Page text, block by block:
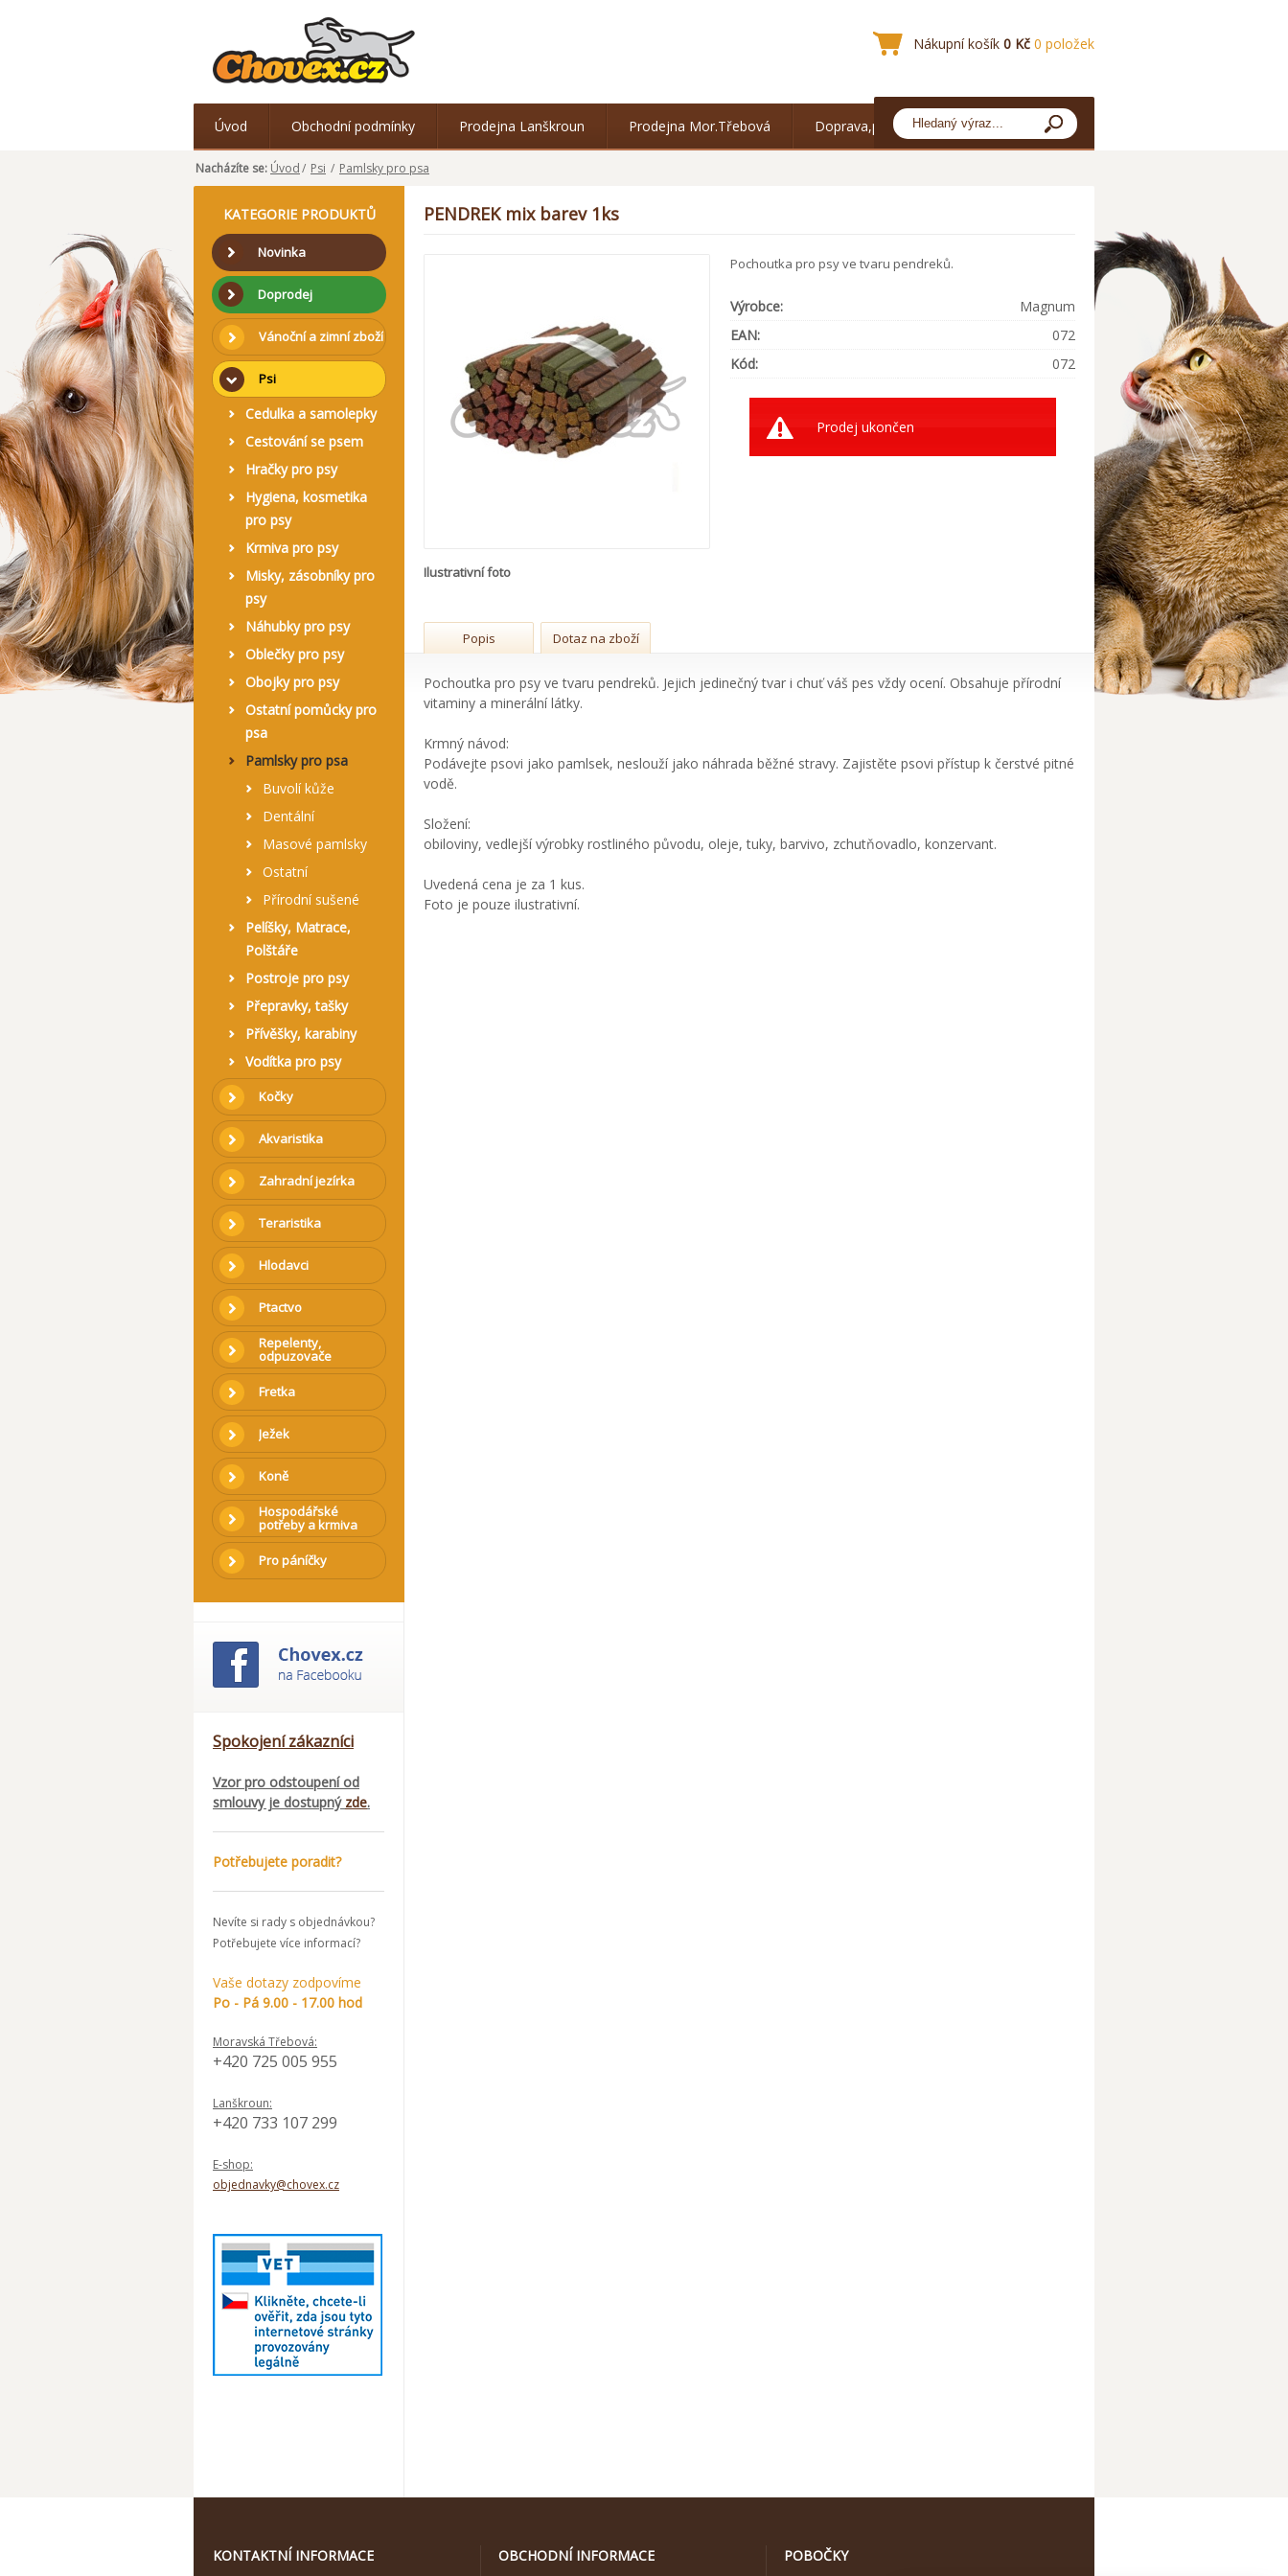
Nákupní košík 0 Kč 0 položek
Úvod Obchodní podmínky Prodejna Lanškroun Prodejna Mor.Třebová Doprava,platba
Nacházíte se: Úvod/ Psi / Pamlsky pro psa
KATEGORIE PRODUKTŮ
Novinka
Doprodej
Vánoční a zimní zboží
Psi
Cedulka a samolepky
Cestování se psem
Hračky pro psy
Hygiena, kosmetika
pro psy
Krmiva pro psy
Misky, zásobníky pro
psy
Náhubky pro psy
Oblečky pro psy
Obojky pro psy
Ostatní pomůcky pro
psa
Pamlsky pro psa
Buvolí kůže
Dentální
Masové pamlsky
Ostatní
Přírodní sušené
Pelíšky, Matrace,
Polštáře
Postroje pro psy
Přepravky, tašky
Přívěšky, karabiny
Vodítka pro psy
Kočky
Akvaristika
Zahradní jezírka
Teraristika
Hlodavci
Ptactvo
Repelenty,
odpuzovače
Fretka
Ježek
Koně
Hospodářské
potřeby a krmiva
Pro páníčky
Spokojení zákazníci
Vzor pro odstoupení od
smlouvy je dostupný zde.
Potřebujete poradit?
Nevíte si rady s objednávkou?
Potřebujete více informací?
Vaše dotazy zodpovíme
Po - Pá 9.00 - 17.00 hod
Moravská Třebová:
+420 725 005 955
Lanškroun:
+420 733 107 299
E-shop:
objednavky@chovex.cz
PENDREK mix barev 1ks
Ilustrativní foto
Pochoutka pro psy ve tvaru pendreků.
Výrobce:
Magnum
EAN:
072
Kód:
072
Prodej ukončen
Popis Dotaz na zboží
Pochoutka pro psy ve tvaru pendreků. Jejich jedinečný tvar i chuť váš pes vždy ocení. Obsahuje přírodní
vitaminy a minerální látky.
Krmný návod:
Podávejte psovi jako pamlsek, neslouží jako náhrada běžné stravy. Zajistěte psovi přístup k čerstvé pitné
vodě.
Složení:
obiloviny, vedlejší výrobky rostliného původu, oleje, tuky, barvivo, zchutňovadlo, konzervant.
Uvedená cena je za 1 kus.
Foto je pouze ilustrativní.
KONTAKTNÍ INFORMACE OBCHODNÍ INFORMACE POBOČKY